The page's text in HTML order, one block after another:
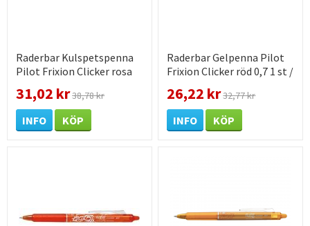
Raderbar Kulspetspenna
Pilot Frixion Clicker rosa
0,7 1 st / förpackning
31,02 kr38,78 kr
INFO KÖP
Raderbar Gelpenna Pilot
Frixion Clicker röd 0,7 1 st /
förpackning
26,22 kr32,77 kr
INFO KÖP